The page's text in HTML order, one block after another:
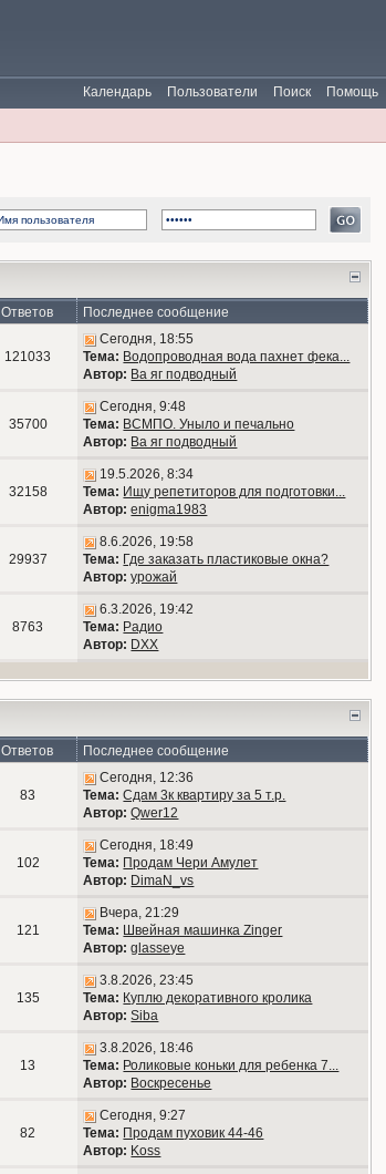
Помощь
Поиск
Пользователи
Календарь
Ответов Последнее сообщение
121033
Сегодня, 18:55
Тема: Водопроводная вода пахнет фека...
Автор: Ва яг подводный
35700
Сегодня, 9:48
Тема: ВСМПО. Уныло и печально
Автор: Ва яг подводный
32158
19.5.2026, 8:34
Тема: Ищу репетиторов для подготовки...
Автор: enigma1983
29937
8.6.2026, 19:58
Тема: Где заказать пластиковые окна?
Автор: урожай
8763
6.3.2026, 19:42
Тема: Радио
Автор: DXX
Ответов
Последнее сообщение
83
Сегодня, 12:36
Тема: Сдам 3к квартиру за 5 т.р.
Автор: Qwer12
102
Сегодня, 18:49
Тема: Продам Чери Амулет
Автор: DimaN_vs
121
Вчера, 21:29
Тема: Швейная машинка Zinger
Автор: glasseye
135
3.8.2026, 23:45
Тема: Куплю декоративного кролика
Автор: Siba
13
3.8.2026, 18:46
Тема: Роликовые коньки для ребенка 7...
Автор: Воскресенье
82
Сегодня, 9:27
Тема: Продам пуховик 44-46
Автор: Koss